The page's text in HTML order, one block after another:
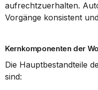
aufrechtzuerhalten.
Vorgänge konsistent
Kernkomponenten der
Die Hauptbestandteile
sind: